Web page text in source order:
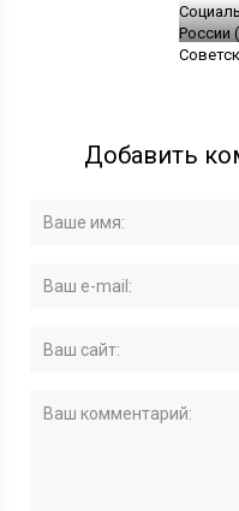
России
Советск
Добавить